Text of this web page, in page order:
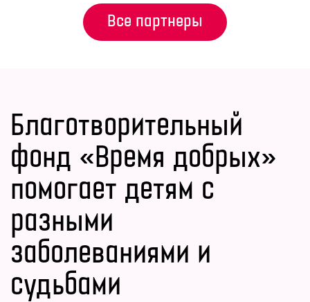
Все партнеры
Благотворительный
фонд «Время добрых»
помогает детям с
разными
заболеваниями и
судьбами